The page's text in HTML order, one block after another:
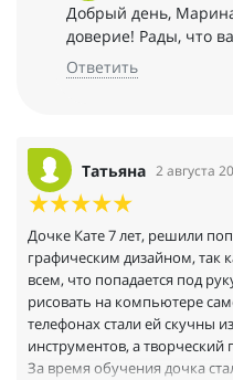
Добрый день,
доверие! Рады, что
Ответить
Татьяна 2 августа
Дочке Кате 7 лет, решили
графическим дизайном, так
всем, что попадается под
рисовать на компьютере
телефонах стали ей скучны
инструментов, а творческий
За время обучения дочка